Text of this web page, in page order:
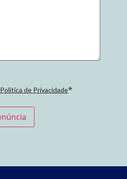
Política de Privacidade*